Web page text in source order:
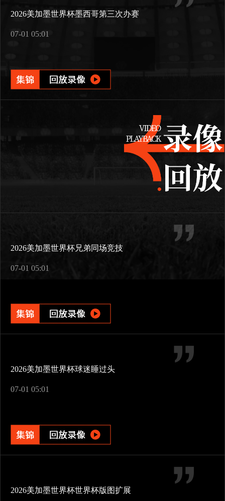
2026美加墨世界杯墨西哥第三次办赛
07-01 05:01
2026美加墨世界杯兄弟同场竞技
07-01 05:01
2026美加墨世界杯球迷睡过头
07-01 05:01
2026美加墨世界杯世界杯版图扩展